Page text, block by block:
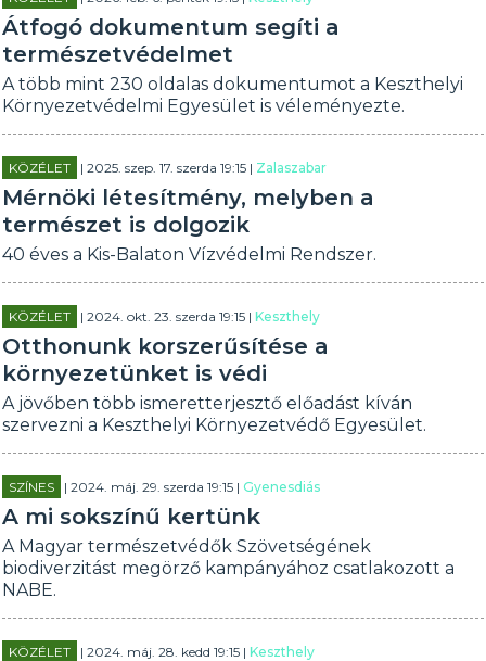
Átfogó dokumentum segíti a
természetvédelmet
A több mint 230 oldalas dokumentumot a Keszthelyi
Környezetvédelmi Egyesület is véleményezte.
KÖZÉLET | 2025. szep. 17. szerda 19:15 | Zalaszabar
Mérnöki létesítmény, melyben a
természet is dolgozik
40 éves a Kis-Balaton Vízvédelmi Rendszer.
KÖZÉLET | 2024. okt. 23. szerda 19:15 |Keszthely
Otthonunk korszerűsítése a
környezetünket is védi
A jövőben több ismeretterjesztő előadást kíván
szervezni a Keszthelyi Környezetvédő Egyesület.
SZÍNES | 2024. máj. 29. szerda 19:15 |Gyenesdiás
A mi sokszínű kertünk
A Magyar természetvédők Szövetségének
biodiverzitást megörző kampányához csatlakozott a
NABE.
KÖZÉLET | 2024. máj. 28. kedd 19:15 |Keszthely